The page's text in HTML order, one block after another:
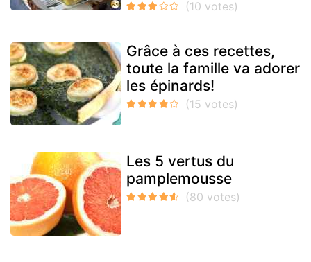
Grâce à ces recettes,
toute la famille va adorer
les épinards!
Les 5 vertus du
pamplemousse